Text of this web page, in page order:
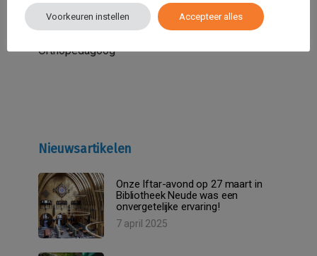
Tuba Gulbahce
Orthopedagoog
Nieuwsartikelen
Onze Iftar-avond op 27 maart in
Bibliotheek Neude was een
onvergetelijke ervaring!
7 april 2025
Voorkeuren instellen Accepteer alles